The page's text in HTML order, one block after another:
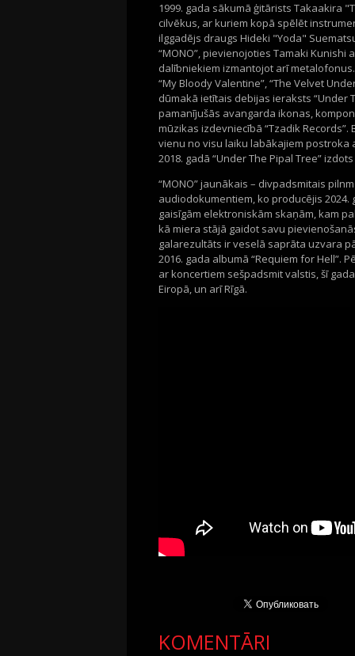
1999. gada sākumā ģitārists Takaakira
cilvēkus, ar kuriem kopā spēlēt
ilggadējs draugs Hideki "Yoda"
“MONO”, pievienojoties Tamaki
dalībniekiem izmantojot arī
“My Bloody Valentine”, “The Velvet
dūmakā ietītais debijas ieraksts “Under
pamanījušās avangarda ikonas,
mūzikas izdevniecībā “Tzadik Records”.
vienu no visu laiku labākajiem postroka
2018. gadā “Under The Pipal Tree”
“MONO” jaunākais – divpadsmitais
audiodokumentiem, ko producējis
gaisīgām elektroniskām skaņām, kam
kā miera stājā gaidot savu
galarezultāts ir veselā saprāta uzvara
2016. gada albumā “Requiem for Hell”.
ar koncertiem sešpadsmit valstis, šī
Eiropā, un arī Rīgā.
KOMENTĀRI